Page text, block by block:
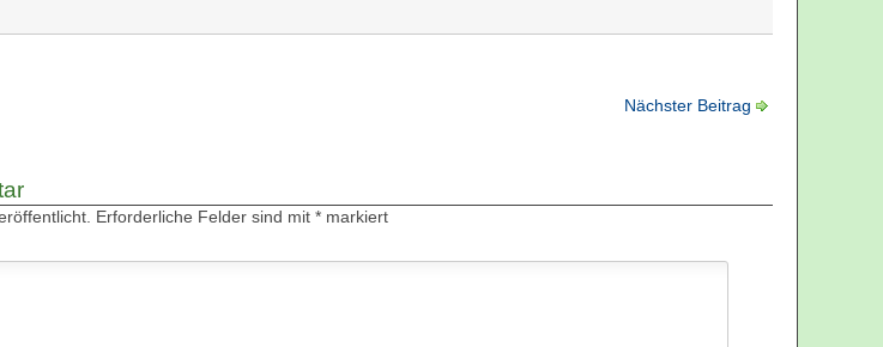
Nächster Beitrag
Erforderliche Felder sind mit * markiert